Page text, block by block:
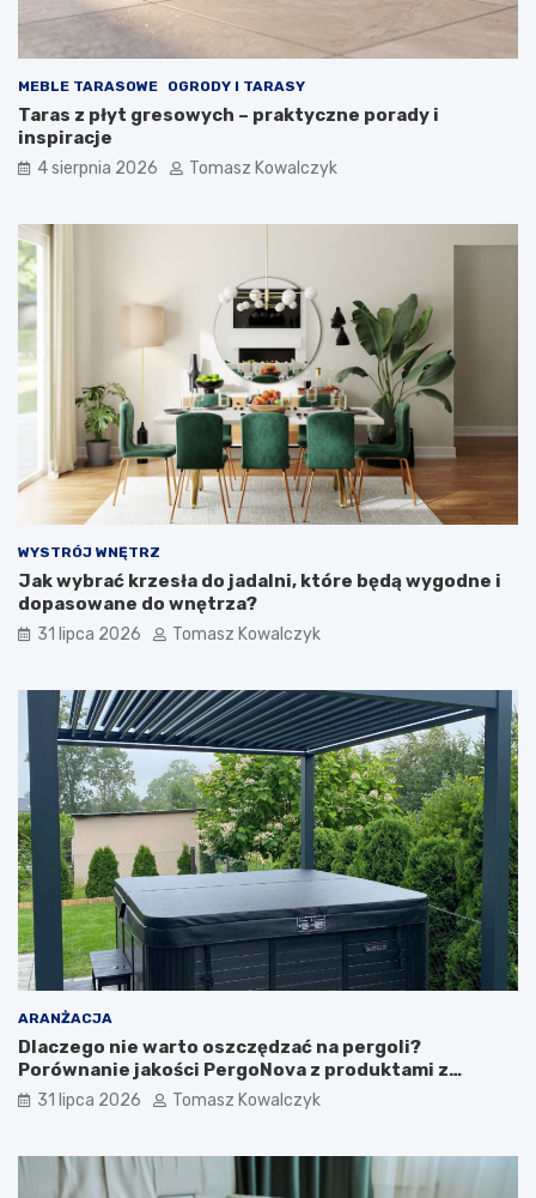
MEBLE TARASOWE OGRODY I TARASY
Taras z płyt gresowych – praktyczne porady i
inspiracje
4 sierpnia 2026 Tomasz Kowalczyk
WYSTRÓJ WNĘTRZ
Jak wybrać krzesła do jadalni, które będą wygodne i
dopasowane do wnętrza?
31 lipca 2026 Tomasz Kowalczyk
ARANŻACJA
Dlaczego nie warto oszczędzać na pergoli?
Porównanie jakości PergoNova z produktami z
marketu
31 lipca 2026 Tomasz Kowalczyk